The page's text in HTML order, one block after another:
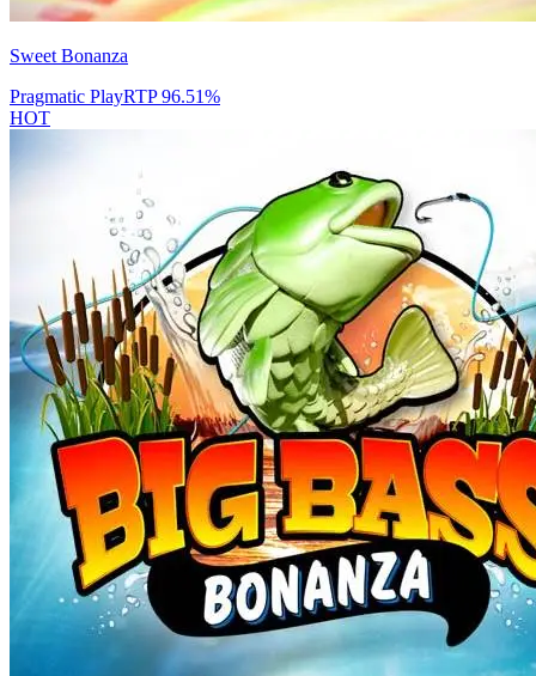
Sweet Bonanza
Pragmatic PlayRTP96.51%
HOT